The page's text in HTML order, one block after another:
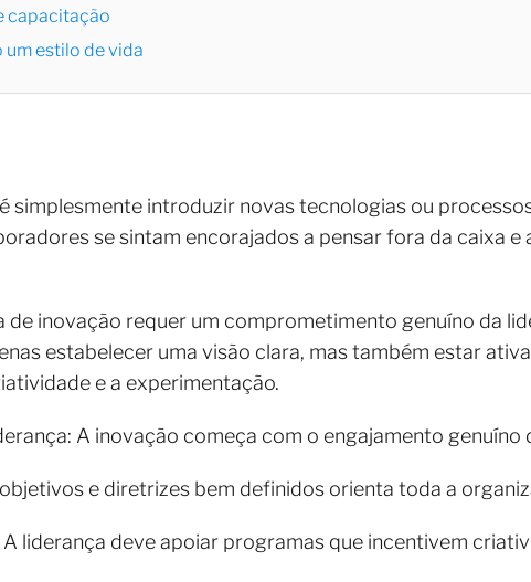
capacitação
um estilo de vida
simplesmente introduzir novas tecnologias ou
se sintam encorajados a pensar fora da caixa
de inovação requer um comprometimento genuíno da
estabelecer uma visão clara, mas também estar
e a experimentação.
A inovação começa com o engajamento genuíno
e diretrizes bem definidos orienta toda a
liderança deve apoiar programas que incentivem